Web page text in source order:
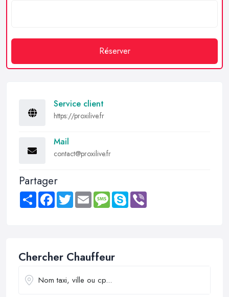
Réserver
Service client
https://proxilive.fr
Mail
contact@proxilive.fr
Partager
Share FacebookTwitter Email MessageSkype
Chercher Chauffeur